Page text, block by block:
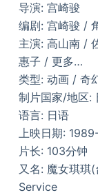
导演: 宫崎骏
编剧: 宫崎骏 /
主演: 高山南 /
惠子 / 更多…
类型: 动画 / 奇
制片国家/地区:
语言: 日语
上映日期:
片长: 103分钟
又名: 魔女琪琪
Service